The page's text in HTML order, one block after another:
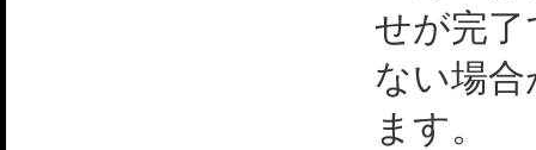
せが完
ない場
ます。